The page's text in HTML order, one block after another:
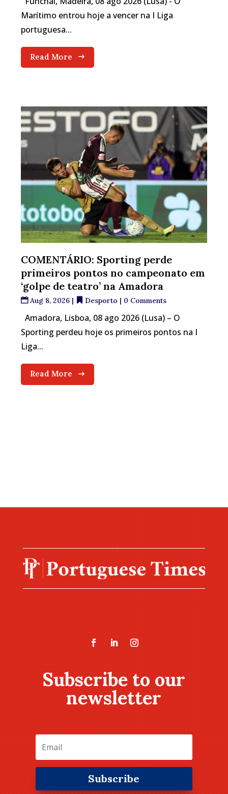
Marítimo entrou hoje a vencer na I Liga
portuguesa...
Read More
COMENTÁRIO: Sporting perde
primeiros pontos no campeonato em
‘golpe de teatro’ na Amadora
Aug 8, 2026 | Desporto | 0 Comments
Amadora, Lisboa, 08 ago 2026 (Lusa) – O
Sporting perdeu hoje os primeiros pontos na I
Liga...
Read More
Subscribe to our
newsletter
Subscribe